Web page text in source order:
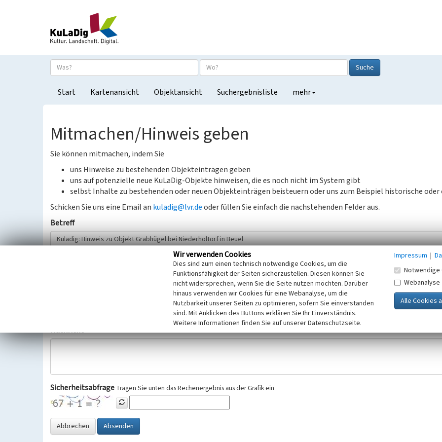
Suche
Start Kartenansicht Objektansicht Suchergebnisliste mehr
Mitmachen/Hinweis geben
Sie können mitmachen, indem Sie
uns Hinweise zu bestehenden Objekteinträgen geben
uns auf potenzielle neue KuLaDig-Objekte hinweisen, die es noch nicht im System gibt
selbst Inhalte zu bestehenden oder neuen Objekteinträgen beisteuern oder uns zum Beispiel historische oder
Schicken Sie uns eine Email an kuladig@lvr.deoder füllen Sie einfach die nachstehenden Felder aus.
Betreff
Wir bitten Sie um freiwillige Angabe Ihres Namens und Ihrer E-Mail-Adresse. Ihre Angaben werden ausschließlich im Rahmen der KuLaDig-
Selbstverständlich werden diese entsprechend der Vorschriften des Telemediengesetzes, des Datenschutzgesetzes NRW und der seit
Datenschutzgrundverordnung (EU-DSGVO) vertraulich behandelt, beachten Sie bitte unsere Hinweise zumDatenschutz
Nachricht
Sicherheitsabfrage Tragen Sie unten das Rechenergebnis aus der Grafik ein
Abbrechen Absenden
Wir verwenden Cookies
Dies sind zum einen technisch notwendige Cookies, um die
Funktionsfähigkeit der Seiten sicherzustellen. Diesen können Sie
nicht widersprechen, wenn Sie die Seite nutzen möchten. Darüber
hinaus verwenden wir Cookies für eine Webanalyse, um die
Nutzbarkeit unserer Seiten zu optimieren, sofern Sie einverstanden
sind. Mit Anklicken des Buttons erklären Sie Ihr Einverständnis.
Weitere Informationen finden Sie auf unserer Datenschutzseite.
Impressum |
Notwendige
Webanalyse